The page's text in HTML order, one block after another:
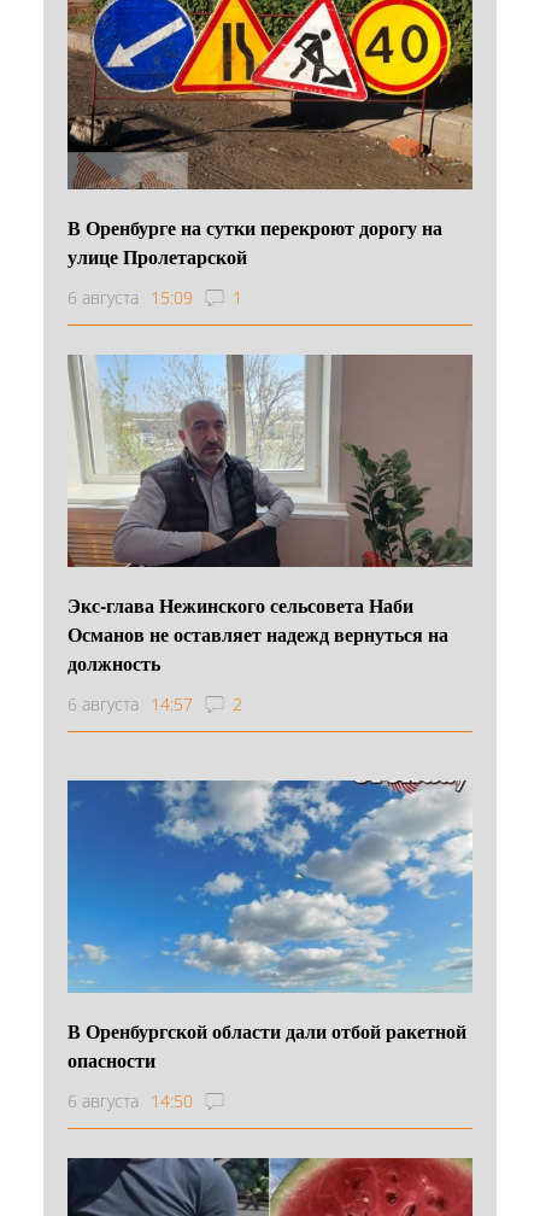
В Оренбурге на сутки перекроют дорогу на
улице Пролетарской
6 августа 15:09 1
Экс-глава Нежинского сельсовета Наби
Османов не оставляет надежд вернуться на
должность
6 августа 14:57 2
В Оренбургской области дали отбой ракетной
опасности
6 августа 14:50